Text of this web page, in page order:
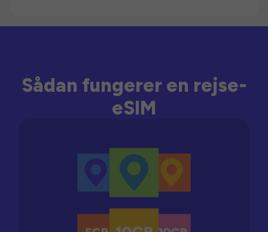
Sådan fungerer en rejse-
eSIM